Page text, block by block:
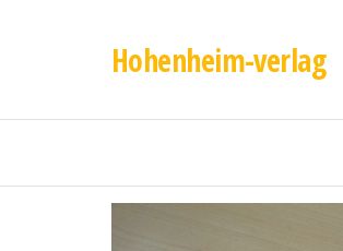
Hohenheim-verlag